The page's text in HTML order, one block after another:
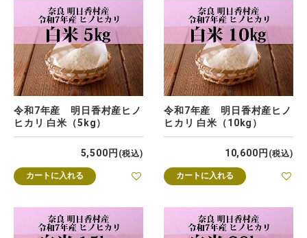
令和7年産 明日香村産ヒノ
ヒカリ 白米（5kg）
5,500 税込
カートに入れる
令和7年産 明日香村産ヒノ
ヒカリ 白米（10kg）
10,600 税込
カートに入れる